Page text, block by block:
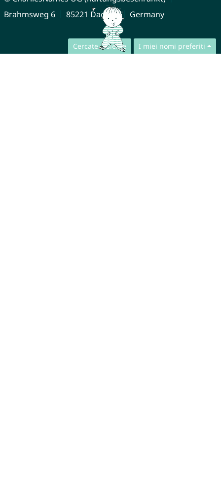
Cercate insieme I miei nomi preferiti
Brahmsweg 6
85221 Dachau Germany